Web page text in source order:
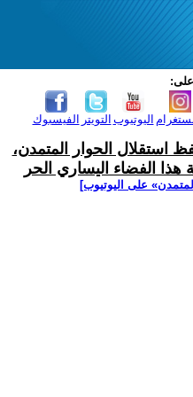
على:
الفيسبوك التويتر اليوتيوب
استقلال الحوار المتمدن،
الفضاء اليساري الحر
على اليوتيوب]